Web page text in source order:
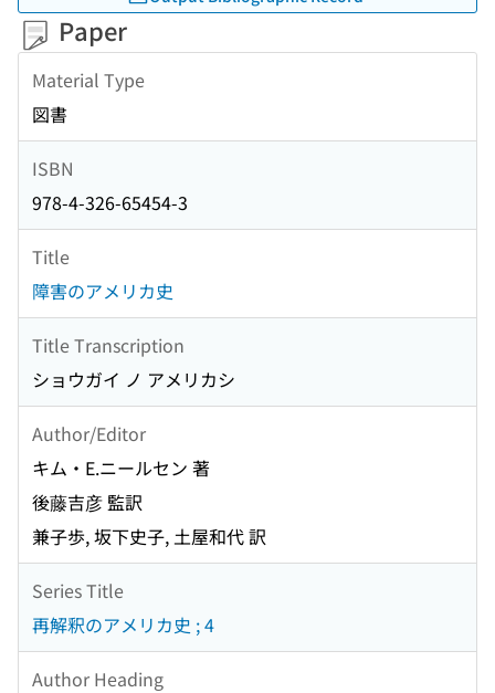
Paper
Material Type
図書
ISBN
978-4-326-65454-3
Title
障害のアメリカ史
Title Transcription
ショウガイ ノ アメリカシ
Author/Editor
キム・E.ニールセン 著
後藤吉彦 監訳
兼子歩, 坂下史子, 土屋和代 訳
Series Title
再解釈のアメリカ史 ; 4
Author Heading